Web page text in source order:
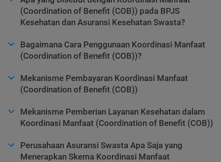
(Coordination of Benefit (COB)) pada BPJS
Kesehatan dan Asuransi Kesehatan Swasta?
Bagaimana Cara Penggunaan Koordinasi Manfaat
(Coordination of Benefit (COB))?
Mekanisme Pembayaran Koordinasi Manfaat
(Coordination of Benefit (COB))
Mekanisme Pemberian Layanan Kesehatan dalam
Koordinasi Manfaat (Coordination of Benefit (COB))
Perusahaan Asuransi Swasta Apa Saja yang
Menerapkan Skema Koordinasi Manfaat